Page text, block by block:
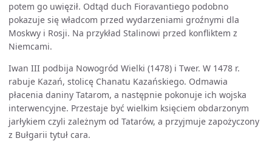
potem go uwięził. Odtąd duch Fioravantiego podobno
pokazuje się władcom przed wydarzeniami groźnymi dla
Moskwy i Rosji. Na przykład Stalinowi przed konfliktem z
Niemcami.
Iwan III podbija Nowogród Wielki (1478) i Twer. W 1478 r.
rabuje Kazań, stolicę Chanatu Kazańskiego. Odmawia
płacenia daniny Tatarom, a następnie pokonuje ich wojska
interwencyjne. Przestaje być wielkim księciem obdarzonym
jarłykiem czyli zależnym od Tatarów, a przyjmuje zapożyczony
z Bułgarii tytuł cara.